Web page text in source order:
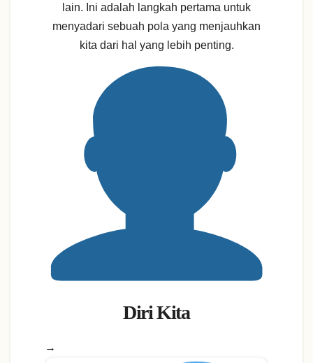
lain. Ini adalah langkah pertama untuk
menyadari sebuah pola yang menjauhkan
kita dari hal yang lebih penting.
Diri Kita
→